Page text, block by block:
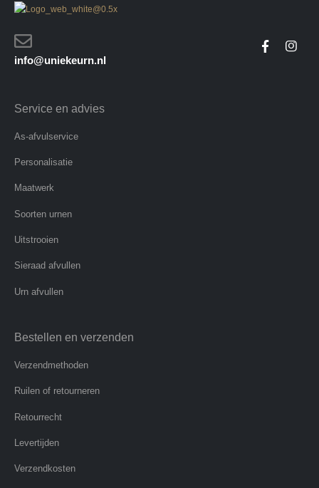
info@uniekeurn.nl
Service en advies
As-afvulservice
Personalisatie
Maatwerk
Soorten urnen
Uitstrooien
Sieraad afvullen
Urn afvullen
Bestellen en verzenden
Verzendmethoden
Ruilen of retourneren
Retourrecht
Levertijden
Verzendkosten